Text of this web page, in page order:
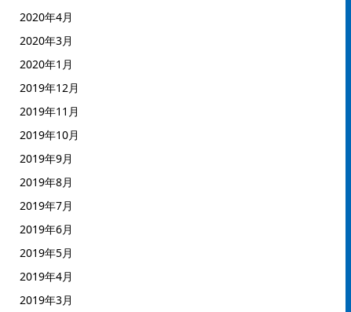
2020年4月
2020年3月
2020年1月
2019年12月
2019年11月
2019年10月
2019年9月
2019年8月
2019年7月
2019年6月
2019年5月
2019年4月
2019年3月